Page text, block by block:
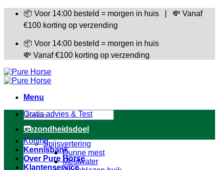
inhoud
📦 Voor 14:00 besteld = morgen in huis | 💸 Vanaf
€100 korting op verzending
📦 Voor 14:00 besteld = morgen in huis
💸 Vanaf €100 korting op verzending
Menu
Zoeken
naar:
Korting
Kennisbank
Over Pure Horse
Klantenservice
Gratis advies & Test
Gezondheidsdoel
Spijsvertering
Dunne mest
Mestwater